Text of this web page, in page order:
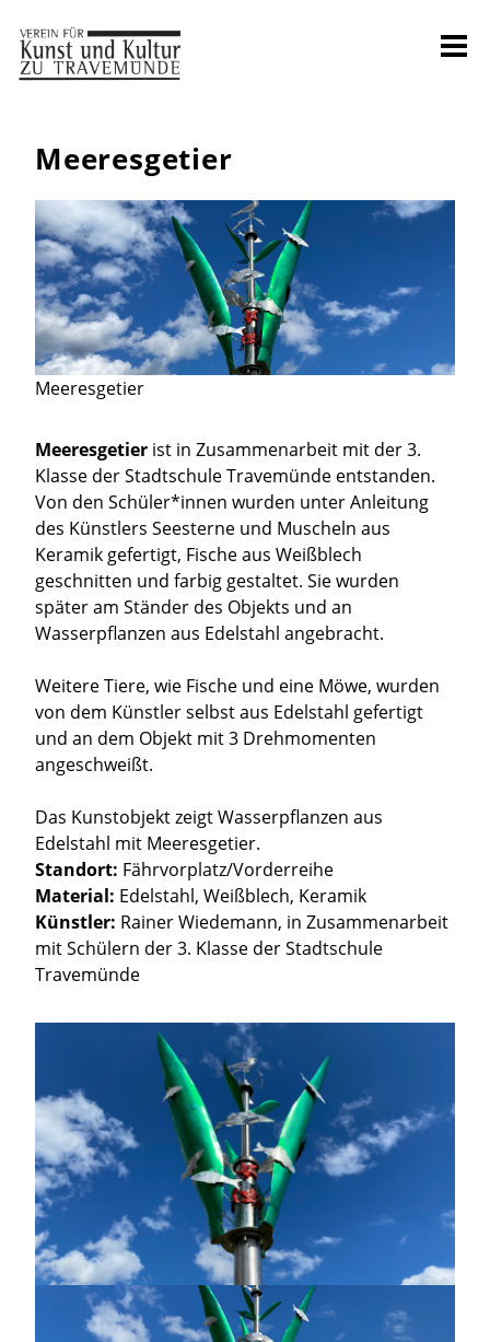
Meeresgetier
Meeresgetier
Meeresgetier ist in Zusammenarbeit mit der 3.
Klasse der Stadtschule Travemünde entstanden.
Von den Schüler*innen wurden unter Anleitung
des Künstlers Seesterne und Muscheln aus
Keramik gefertigt, Fische aus Weißblech
geschnitten und farbig gestaltet. Sie wurden
später am Ständer des Objekts und an
Wasserpflanzen aus Edelstahl angebracht.
Weitere Tiere, wie Fische und eine Möwe, wurden
von dem Künstler selbst aus Edelstahl gefertigt
und an dem Objekt mit 3 Drehmomenten
angeschweißt.
Das Kunstobjekt zeigt Wasserpflanzen aus
Edelstahl mit Meeresgetier.
Standort: Fährvorplatz/Vorderreihe
Material: Edelstahl, Weißblech, Keramik
Künstler: Rainer Wiedemann, in Zusammenarbeit
mit Schülern der 3. Klasse der Stadtschule
Travemünde